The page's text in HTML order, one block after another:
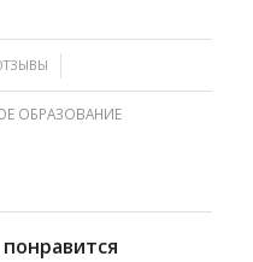
ОБРАЗОВАНИЕ